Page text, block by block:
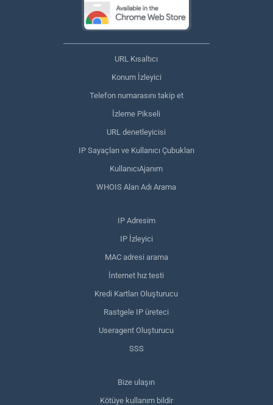
URL Kısaltıcı
Konum İzleyici
Telefon numarasını takip et
İzleme Pikseli
URL denetleyicisi
IP Sayaçları ve Kullanıcı Çubukları
KullanıcıAjanım
WHOIS Alan Adı Arama
IP Adresim
IP İzleyici
MAC adresi arama
İnternet hız testi
Kredi Kartları Oluşturucu
Rastgele IP üreteci
Useragent Oluşturucu
SSS
Bize ulaşın
Kötüye kullanım bildir